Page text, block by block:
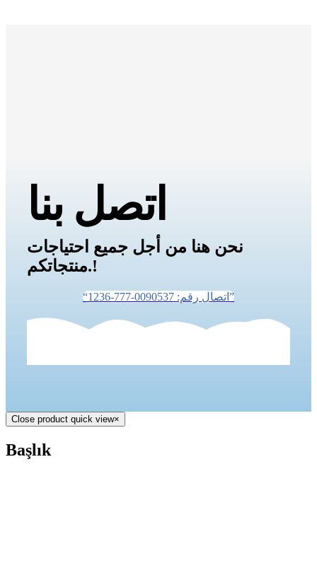
اتصل بنا
نحن هنا من أجل جميع احتياجات
منتجاتكم.!
“اتصال رقم: 0090537-777-1236”
Close product quick view×
Başlık